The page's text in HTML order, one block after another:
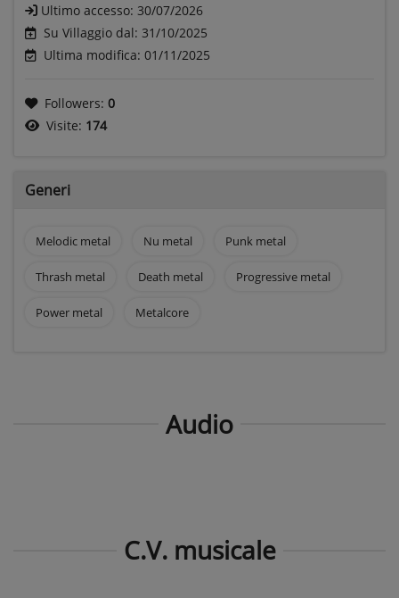
Ultimo accesso: 30/07/2026
Su Villaggio dal: 31/10/2025
Ultima modifica: 01/11/2025
Followers: 0
Visite: 174
Generi
Melodic metal Nu metal Punk metal
Thrash metal Death metal Progressive metal
Power metal Metalcore
Audio
C.V. musicale